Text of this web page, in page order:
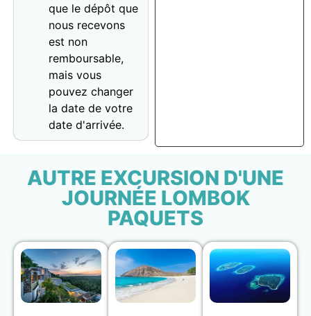
que le dépôt que
nous recevons
est non
remboursable,
mais vous
pouvez changer
la date de votre
date d'arrivée.
AUTRE EXCURSION D'UNE
JOURNÉE LOMBOK
PAQUETS